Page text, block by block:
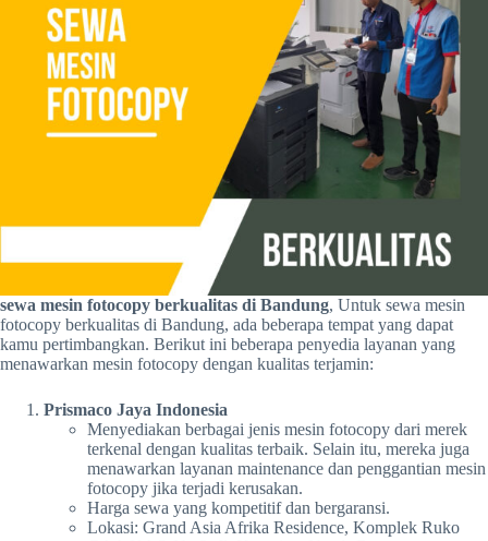
sewa mesin fotocopy berkualitas di Bandung, Untuk sewa mesin
fotocopy berkualitas di Bandung, ada beberapa tempat yang dapat
kamu pertimbangkan. Berikut ini beberapa penyedia layanan yang
menawarkan mesin fotocopy dengan kualitas terjamin:
Prismaco Jaya Indonesia
Menyediakan berbagai jenis mesin fotocopy dari merek
terkenal dengan kualitas terbaik. Selain itu, mereka juga
menawarkan layanan maintenance dan penggantian mesin
fotocopy jika terjadi kerusakan.
Harga sewa yang kompetitif dan bergaransi.
Lokasi: Grand Asia Afrika Residence, Komplek Ruko